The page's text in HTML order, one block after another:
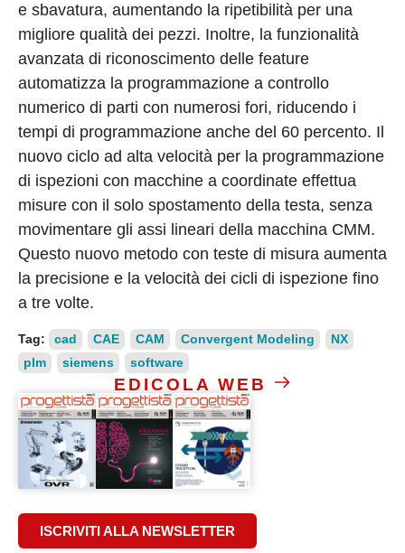
e sbavatura, aumentando la ripetibilità per una
migliore qualità dei pezzi. Inoltre, la funzionalità
avanzata di riconoscimento delle feature
automatizza la programmazione a controllo
numerico di parti con numerosi fori, riducendo i
tempi di programmazione anche del 60 percento. Il
nuovo ciclo ad alta velocità per la programmazione
di ispezioni con macchine a coordinate effettua
misure con il solo spostamento della testa, senza
movimentare gli assi lineari della macchina CMM.
Questo nuovo metodo con teste di misura aumenta
la precisione e la velocità dei cicli di ispezione fino
a tre volte.
Tag: cad CAE CAM Convergent Modeling
NX
plm
siemens software
EDICOLA WEB
ISCRIVITI ALLA NEWSLETTER